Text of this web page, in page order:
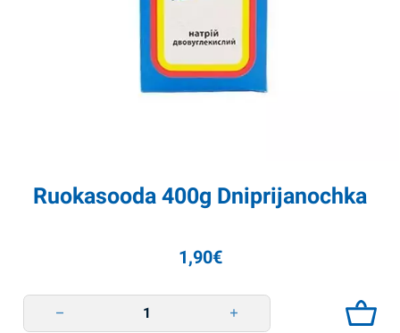
Ruokasooda 400g Dniprijanochka
1,90€